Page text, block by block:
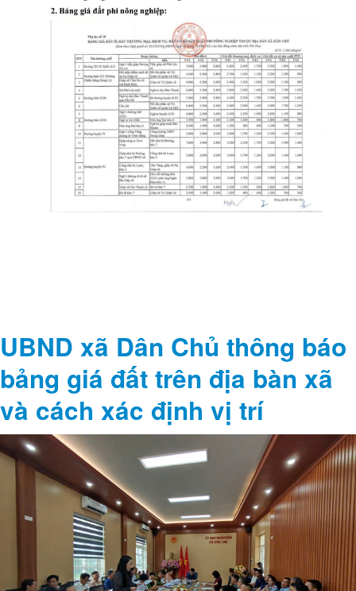
UBND xã Dân Chủ thông báo
bảng giá đất trên địa bàn xã
và cách xác định vị trí